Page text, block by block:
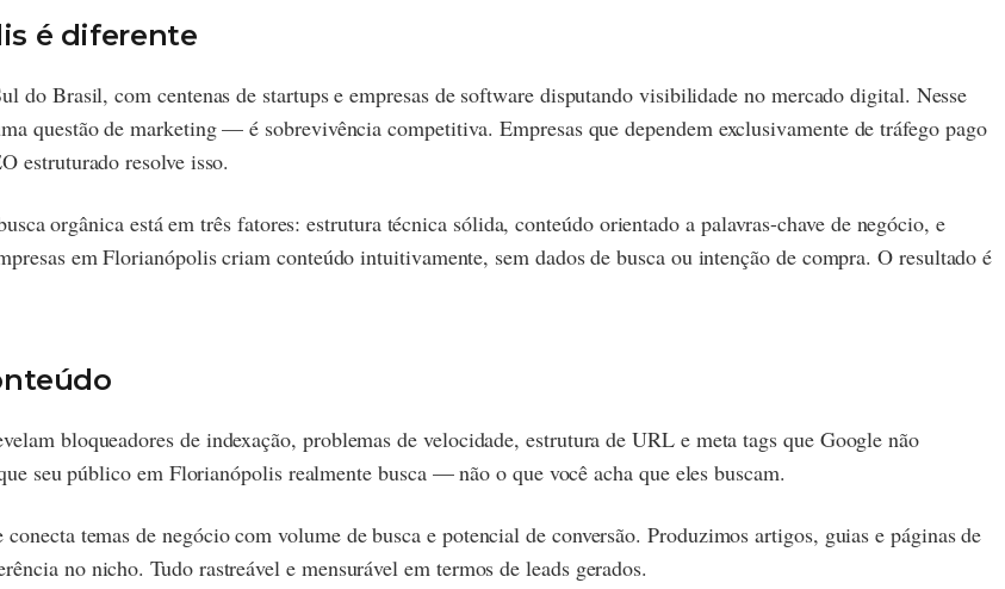
é diferente
do Brasil, com centenas de startups e empresas de software disputando visibilidade no mercado digital. Nesse
questão de marketing — é sobrevivência competitiva. Empresas que dependem exclusivamente de tráfego pago
estruturado resolve isso.
orgânica está em três fatores: estrutura técnica sólida, conteúdo orientado a palavras-chave de negócio, e
em Florianópolis criam conteúdo intuitivamente, sem dados de busca ou intenção de compra. O resultado é
bloqueadores de indexação, problemas de velocidade, estrutura de URL e meta tags que Google não
seu público em Florianópolis realmente busca — não o que você acha que eles buscam.
temas de negócio com volume de busca e potencial de conversão. Produzimos artigos, guias e páginas de
no nicho. Tudo rastreável e mensurável em termos de leads gerados.